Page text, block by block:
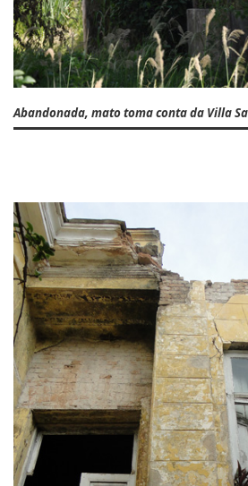
Abandonada, mato toma conta da Villa